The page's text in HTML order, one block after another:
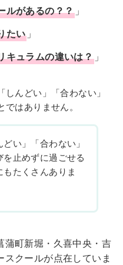
ルがあるの？？ 」
たい 」
キュラムの違いは？ 」
んどい」「合わない」
はありません。
い」「合わない」
止めずに過ごせる
たくさんありま
蒲町新堀・久喜中央・吉
クールが点在していま